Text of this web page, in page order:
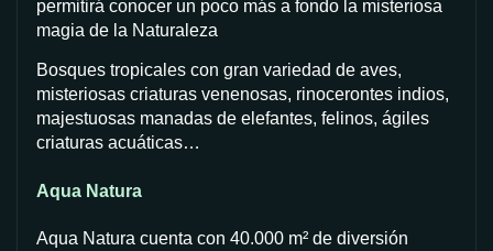
permitirá conocer un poco más a fondo la misteriosa
magia de la Naturaleza
Bosques tropicales con gran variedad de aves,
misteriosas criaturas venenosas, rinocerontes indios,
majestuosas manadas de elefantes, felinos, ágiles
criaturas acuáticas…
Aqua Natura
Aqua Natura cuenta con 40.000 m² de diversión